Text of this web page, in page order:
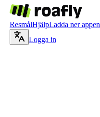
ResmålHjälpLadda ner appen
Logga in